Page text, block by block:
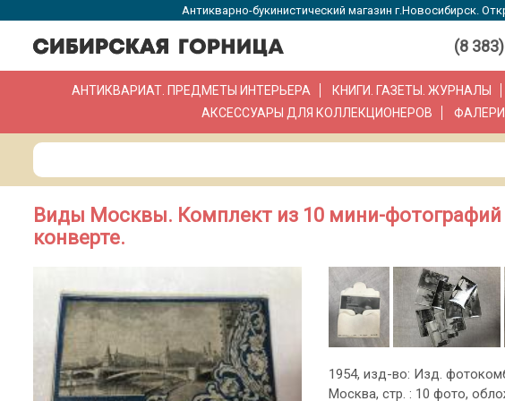
Антикварно-букинистический магазин г.Новосибирск.
(8
АНТИКВАРИАТ. ПРЕДМЕТЫ ИНТЕРЬЕРА КНИГИ. ГАЗЕТЫ. ЖУРНАЛЫ
АКСЕССУАРЫ ДЛЯ КОЛЛЕКЦИОНЕРОВ
Виды Москвы. Комплект из 10 мини-фотографий
конверте.
1954, изд-во: Изд.
Москва, стр. : 10 фото,